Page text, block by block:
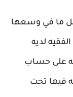
ما في وسعها
لديه
على حساب
فيها تحت